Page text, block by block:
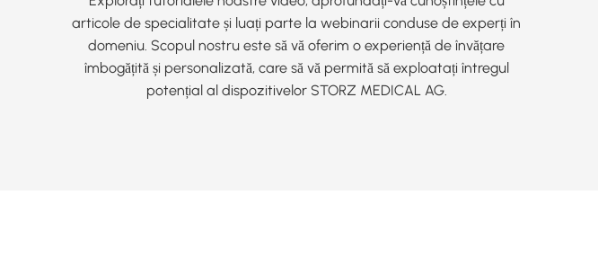
articole de specialitate și luați parte la webinarii conduse de experți în
domeniu. Scopul nostru este să vă oferim o experiență de învățare
îmbogățită și personalizată, care să vă permită să exploatați întregul
potențial al dispozitivelor STORZ MEDICAL AG.